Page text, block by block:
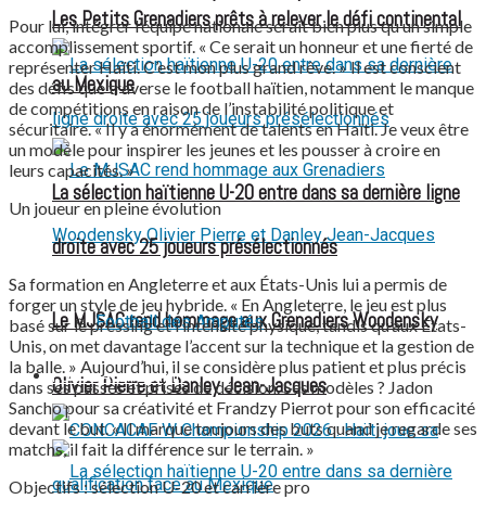
Les Petits Grenadiers prêts à relever le défi continental
au Mexique
Le MJSAC rend hommage aux Grenadiers Woodensky
Olivier Pierre et Danley Jean-Jacques
La sélection haïtienne U-20 entre dans sa dernière ligne
droite avec 25 joueurs présélectionnés
Football des Amputés
FOOTBALL FÉMININ
Pour lui, intégrer l’équipe nationale serait bien plus qu’un simple
accomplissement sportif. « Ce serait un honneur et une fierté de
représenter Haïti. C’est mon plus grand rêve. » Il est conscient
des défis que traverse le football haïtien, notamment le manque
de compétitions en raison de l’instabilité politique et
sécuritaire. « Il y a énormément de talents en Haïti. Je veux être
un modèle pour inspirer les jeunes et les pousser à croire en
leurs capacités. »
Un joueur en pleine évolution
Sa formation en Angleterre et aux États-Unis lui a permis de
forger un style de jeu hybride. « En Angleterre, le jeu est plus
basé sur le pressing et l’intensité physique, tandis qu’aux États-
Unis, on met davantage l’accent sur la technique et la gestion de
la balle. » Aujourd’hui, il se considère plus patient et plus précis
dans ses passes et prises de décision. Ses modèles ? Jadon
Sancho pour sa créativité et Frandzy Pierrot pour son efficacité
devant le but. « Il marque toujours des buts quand je regarde ses
matchs, il fait la différence sur le terrain. »
Objectifs : sélection U-20 et carrière pro